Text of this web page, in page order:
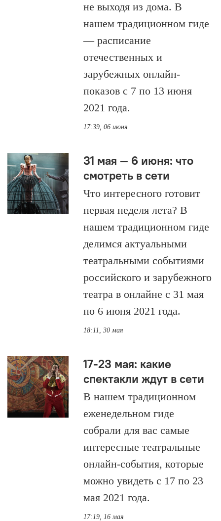
не выходя из дома. В
нашем традиционном гиде
— расписание
отечественных и
зарубежных онлайн-
показов с 7 по 13 июня
2021 года.
17:39, 06 июня
31 мая — 6 июня: что
смотреть в сети
Что интересного готовит
первая неделя лета? В
нашем традиционном гиде
делимся актуальными
театральными событиями
российского и зарубежного
театра в онлайне с 31 мая
по 6 июня 2021 года.
18:11, 30 мая
17-23 мая: какие
спектакли ждут в сети
В нашем традиционном
еженедельном гиде
собрали для вас самые
интересные театральные
онлайн-события, которые
можно увидеть с 17 по 23
мая 2021 года.
17:19, 16 мая